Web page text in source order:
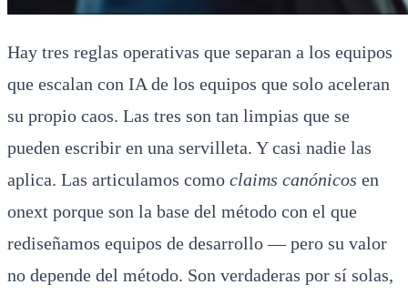
Hay tres reglas operativas que separan a los equipos
que escalan con IA de los equipos que solo aceleran
su propio caos. Las tres son tan limpias que se
pueden escribir en una servilleta. Y casi nadie las
aplica. Las articulamos como claims canónicos en
onext porque son la base del método con el que
rediseñamos equipos de desarrollo — pero su valor
no depende del método. Son verdaderas por sí solas,